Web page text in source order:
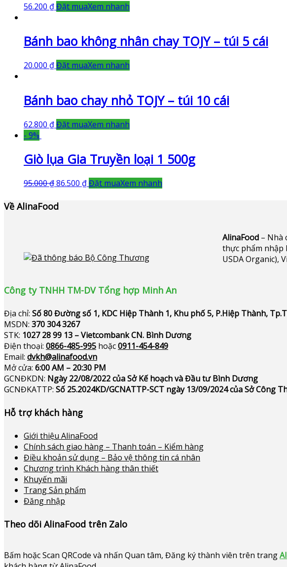
56.200 ₫Đặt muaXem nhanh
Bánh bao không nhân chay TOJY – túi 5 cái
20.000 ₫Đặt muaXem nhanh
Bánh bao chay nhỏ TOJY – túi 10 cái
62.800 ₫Đặt muaXem nhanh
- 9%
Giò lụa Gia Truyền loại 1 500g
95.000₫86.500 ₫Đặt muaXem nhanh
Về AlinaFood
AlinaFood– Nhà
thực phẩm nhập
USDA Organic),
Công ty TNHH TM-DV Tổng hợp Minh An
Địa chỉ: Số 80 Đường số 1, KDC Hiệp Thành 1, Khu phố 5, P.Hiệp Thành,
MSDN: 370 304 3267
STK: 1027 28 99 13 – Vietcombank CN. Bình Dương
Điện thoại: 0866-485-995 hoặc0911-454-849
Email: dvkh@alinafood.vn
Mở cửa: 6:00 AM – 20:30 PM
GCNĐKDN: Ngày 22/08/2022 của Sở Kế hoạch và Đầu tư Bình Dương
GCNĐKATTP: Số 25.2024KD/GCNATTP-SCT ngày 13/09/2024 của Sở Công
Hỗ trợ khách hàng
Giới thiệu AlinaFood
Chính sách giao hàng – Thanh toán – Kiểm hàng
Điều khoản sử dụng – Bảo vệ thông tin cá nhân
Chương trình Khách hàng thân thiết
Khuyến mãi
Trang Sản phẩm
Đăng nhập
Theo dõi AlinaFood trên Zalo
Bấm hoặcScan QRCode và nhấn Quan tâm, Đăng ký thành viên trên trang